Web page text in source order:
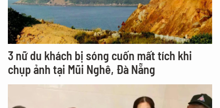
3 nữ du khách bị sóng cuốn mất tích khi
chụp ảnh tại Mũi Nghê, Đà Nẵng